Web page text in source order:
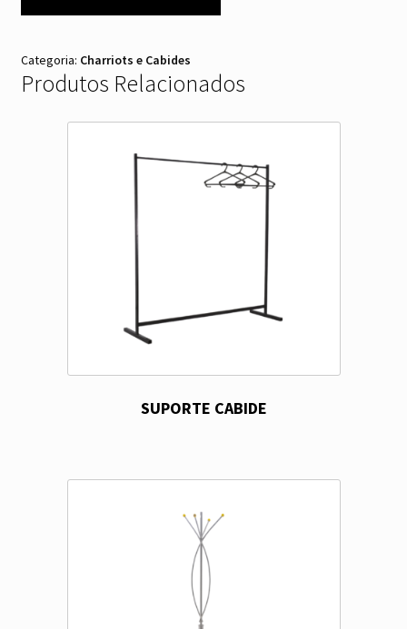
Categoria: Charriots e Cabides
Produtos Relacionados
SUPORTE CABIDE